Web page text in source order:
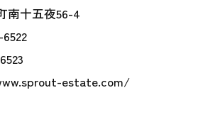
南十五夜56-4
estate.com/